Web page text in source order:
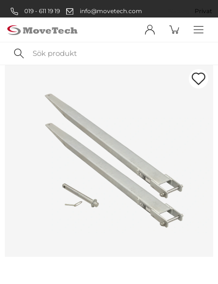
019 - 611 19 19 info@movetech.com Privat
Sök
produkt
Företag
Privatperson
Privat